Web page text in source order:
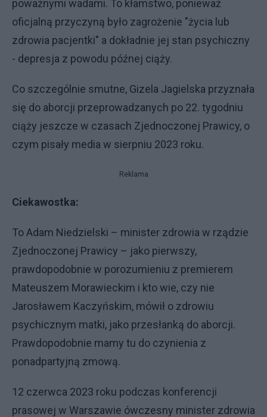
poważnymi wadami. To kłamstwo, ponieważ
oficjalną przyczyną było zagrożenie "życia lub
zdrowia pacjentki" a dokładnie jej stan psychiczny
- depresja z powodu późnej ciąży.
Co szczególnie smutne, Gizela Jagielska przyznała
się do aborcji przeprowadzanych po 22. tygodniu
ciąży jeszcze w czasach Zjednoczonej Prawicy, o
czym pisały media w sierpniu 2023 roku.
Reklama
Ciekawostka:
To Adam Niedzielski – minister zdrowia w rządzie
Zjednoczonej Prawicy – jako pierwszy,
prawdopodobnie w porozumieniu z premierem
Mateuszem Morawieckim i kto wie, czy nie
Jarosławem Kaczyńskim, mówił o zdrowiu
psychicznym matki, jako przesłanką do aborcji.
Prawdopodobnie mamy tu do czynienia z
ponadpartyjną zmową.
12 czerwca 2023 roku podczas konferencji
prasowej w Warszawie ówczesny minister zdrowia